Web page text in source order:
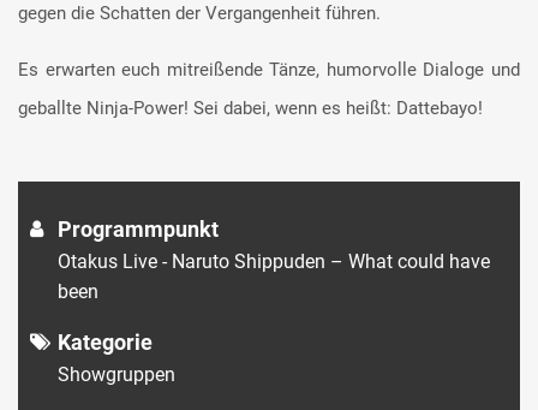
gegen die Schatten der Vergangenheit führen.
Es erwarten euch mitreißende Tänze, humorvolle Dialoge und
geballte Ninja-Power! Sei dabei, wenn es heißt: Dattebayo!
Programmpunkt
Otakus Live - Naruto Shippuden – What could have
been
Kategorie
Showgruppen